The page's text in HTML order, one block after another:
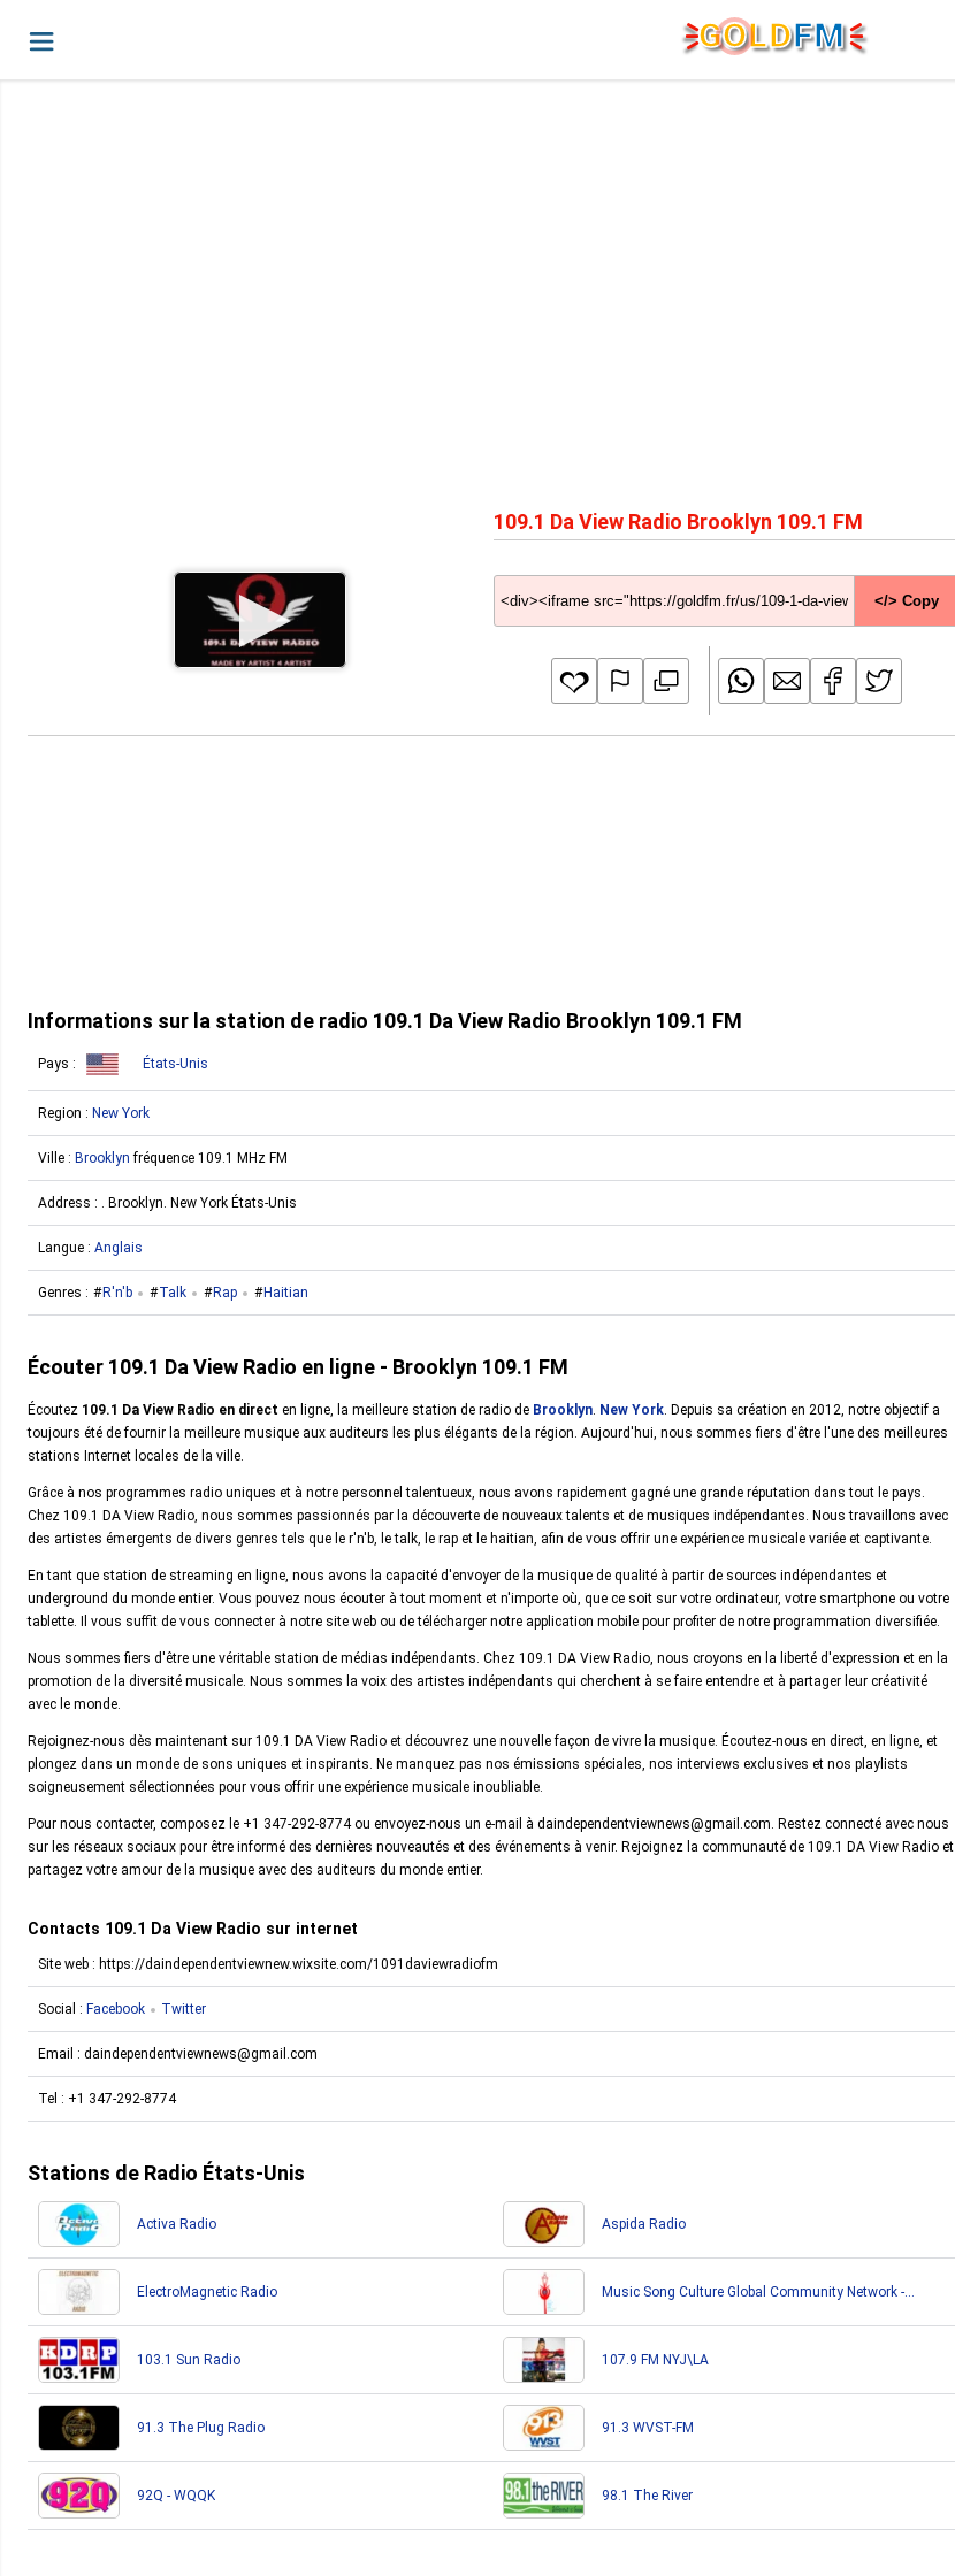
GOLDFM
109.1 Da View Radio Brooklyn 109.1 FM
</> Copy
Informations sur la station de radio 109.1 Da View Radio Brooklyn 109.1 FM
Pays : États-Unis
Region : New York
Ville : Brooklyn fréquence 109.1 MHz FM
Address : . Brooklyn. New York États-Unis
Langue : Anglais
Genres : R'n'b Talk Rap Haitian
Écouter 109.1 Da View Radio en ligne - Brooklyn 109.1 FM
Écoutez 109.1 Da View Radio en direct en ligne, la meilleure station de radio de Brooklyn. New York. Depuis sa création en 2012, notre objectif a
toujours été de fournir la meilleure musique aux auditeurs les plus élégants de la région. Aujourd'hui, nous sommes fiers d'être l'une des meilleures
stations Internet locales de la ville.
Grâce à nos programmes radio uniques et à notre personnel talentueux, nous avons rapidement gagné une grande réputation dans tout le pays.
Chez 109.1 DA View Radio, nous sommes passionnés par la découverte de nouveaux talents et de musiques indépendantes. Nous travaillons avec
des artistes émergents de divers genres tels que le r'n'b, le talk, le rap et le haitian, afin de vous offrir une expérience musicale variée et captivante.
En tant que station de streaming en ligne, nous avons la capacité d'envoyer de la musique de qualité à partir de sources indépendantes et
underground du monde entier. Vous pouvez nous écouter à tout moment et n'importe où, que ce soit sur votre ordinateur, votre smartphone ou votre
tablette. Il vous suffit de vous connecter à notre site web ou de télécharger notre application mobile pour profiter de notre programmation diversifiée.
Nous sommes fiers d'être une véritable station de médias indépendants. Chez 109.1 DA View Radio, nous croyons en la liberté d'expression et en la
promotion de la diversité musicale. Nous sommes la voix des artistes indépendants qui cherchent à se faire entendre et à partager leur créativité
avec le monde.
Rejoignez-nous dès maintenant sur 109.1 DA View Radio et découvrez une nouvelle façon de vivre la musique. Écoutez-nous en direct, en ligne, et
plongez dans un monde de sons uniques et inspirants. Ne manquez pas nos émissions spéciales, nos interviews exclusives et nos playlists
soigneusement sélectionnées pour vous offrir une expérience musicale inoubliable.
Pour nous contacter, composez le +1 347-292-8774 ou envoyez-nous un e-mail à daindependentviewnews@gmail.com. Restez connecté avec nous
sur les réseaux sociaux pour être informé des dernières nouveautés et des événements à venir. Rejoignez la communauté de 109.1 DA View Radio et
partagez votre amour de la musique avec des auditeurs du monde entier.
Contacts 109.1 Da View Radio sur internet
Site web : https://daindependentviewnew.wixsite.com/1091daviewradiofm
Social : Facebook Twitter
Email : daindependentviewnews@gmail.com
Tel : +1 347-292-8774
Stations de Radio États-Unis
Activa Radio Aspida Radio
ElectroMagnetic Radio
Music Song Culture Global Community Network -
103.1 Sun Radio 107.9 FM NYJ\LA
91.3 The Plug Radio 91.3 WVST-FM
92Q - WQQK 98.1 The River